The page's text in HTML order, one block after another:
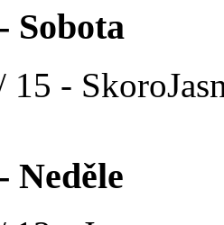
Sobota
15 -
Neděle